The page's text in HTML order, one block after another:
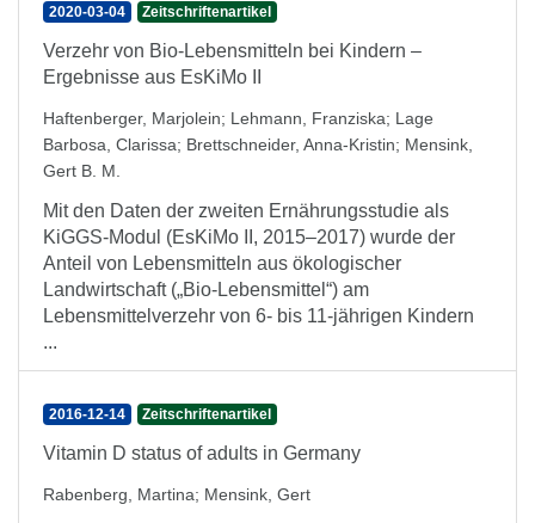
2020-03-04 Zeitschriftenartikel
Verzehr von Bio-Lebensmitteln bei Kindern –
Ergebnisse aus EsKiMo II
Haftenberger, Marjolein; Lehmann, Franziska; Lage
Barbosa, Clarissa; Brettschneider, Anna-Kristin; Mensink,
Gert B. M.
Mit den Daten der zweiten Ernährungsstudie als
KiGGS-Modul (EsKiMo II, 2015–2017) wurde der
Anteil von Lebensmitteln aus ökologischer
Landwirtschaft („Bio-Lebensmittel“) am
Lebensmittelverzehr von 6- bis 11-jährigen Kindern
...
2016-12-14 Zeitschriftenartikel
Vitamin D status of adults in Germany
Rabenberg, Martina; Mensink, Gert